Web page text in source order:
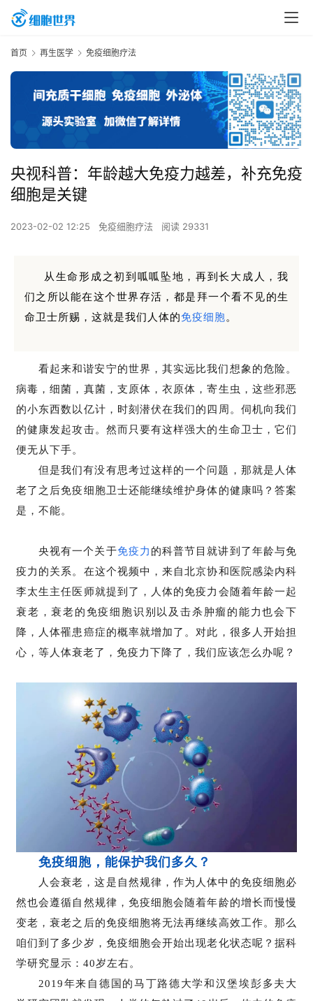
首页 再生医学 免疫细胞疗法
央视科普：年龄越大免疫力越差，补充免疫
细胞是关键
2023-02-02 12:25 免疫细胞疗法 阅读 29331
从生命形成之初到呱呱坠地，再到长大成人，我
们之所以能在这个世界存活，都是拜一个看不见的生
命卫士所赐，这就是我们人体的免疫细胞。
看起来和谐安宁的世界，其实远比我们想象的危险。
病毒，细菌，真菌，支原体，衣原体，寄生虫，这些邪恶
的小东西数以亿计，时刻潜伏在我们的四周。伺机向我们
的健康发起攻击。然而只要有这样强大的生命卫士，它们
便无从下手。
但是我们有没有思考过这样的一个问题，那就是人体
老了之后免疫细胞卫士还能继续维护身体的健康吗？答案
是，不能。
央视有一个关于免疫力 的科普节目就讲到了年龄与免
疫力的关系。在这个视频中，来自北京协和医院感染内科
李太生主任医师就提到了，人体的免疫力会随着年龄一起
衰老，衰老的免疫细胞识别以及击杀肿瘤的能力也会下
降，人体罹患癌症的概率就增加了。对此，很多人开始担
心，等人体衰老了，免疫力下降了，我们应该怎么办呢？
免疫细胞，能保护我们多久？
人会衰老，这是自然规律，作为人体中的免疫细胞必
然也会遵循自然规律，免疫细胞会随着年龄的增长而慢慢
变老，衰老之后的免疫细胞将无法再继续高效工作。那么
咱们到了多少岁，免疫细胞会开始出现老化状态呢？据科
学研究显示：40岁左右。
2019年来自德国的马丁路德大学和汉堡埃彭多夫大